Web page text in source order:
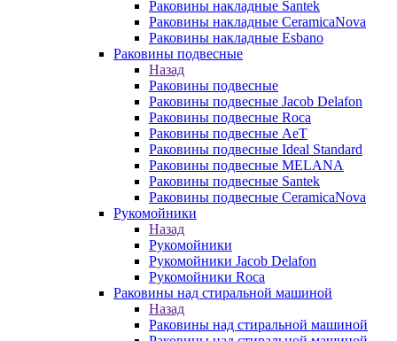
Раковины накладные Santek
Раковины накладные CeramicaNova
Раковины накладные Esbano
Раковины подвесные
Назад
Раковины подвесные
Раковины подвесные Jacob Delafon
Раковины подвесные Roca
Раковины подвесные AeT
Раковины подвесные Ideal Standard
Раковины подвесные MELANA
Раковины подвесные Santek
Раковины подвесные CeramicaNova
Рукомойники
Назад
Рукомойники
Рукомойники Jacob Delafon
Рукомойники Roca
Раковины над стиральной машиной
Назад
Раковины над стиральной машиной